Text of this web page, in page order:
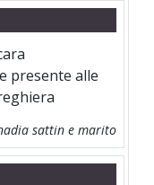
presente alle
sattin e marito